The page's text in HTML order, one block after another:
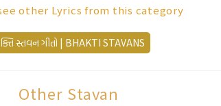
(रचना :जैनम संघवी)
आ देहरामां सोही रह्या छो
(२ वार)
other Lyrics from this category
સ્તવન ગીતો | BHAKTI STAVANS
Other Stavan